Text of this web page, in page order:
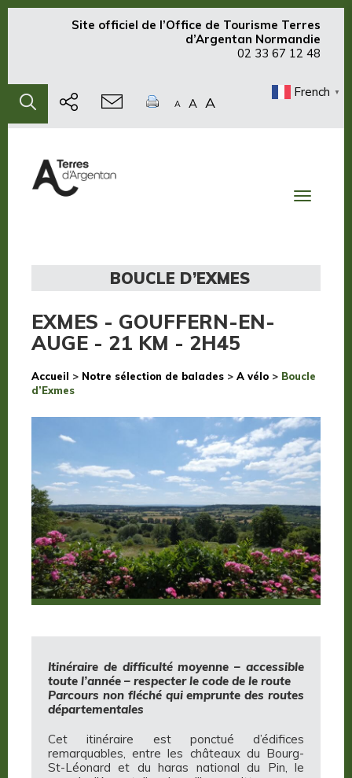
Site officiel de l’Office de Tourisme Terres
d’Argentan Normandie
02 33 67 12 48
A A A
French ▼
Toggle
BOUCLE D’EXMES
EXMES - GOUFFERN-EN-
AUGE - 21 KM - 2H45
Accueil > Notre sélection de balades > A vélo > Boucle
d’Exmes
Itinéraire de difficulté moyenne – accessible
toute l’année – respecter le code de le route
Parcours non fléché qui emprunte des routes
départementales
Cet itinéraire est ponctué d’édifices
remarquables, entre les châteaux du Bourg-
St-Léonard et du haras national du Pin, le